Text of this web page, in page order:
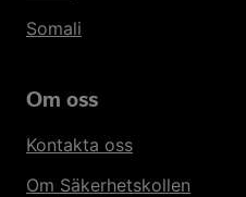
Somali
Om oss
Kontakta oss
Om Säkerhetskollen